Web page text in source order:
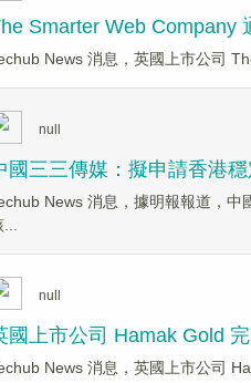
Smarter Web Company
News 消息，英國上市公司
null
國三三傳媒：擬申請香港
News 消息，據明報報道，中
null
國上市公司 Hamak Gold
News 消息，英國上市公司